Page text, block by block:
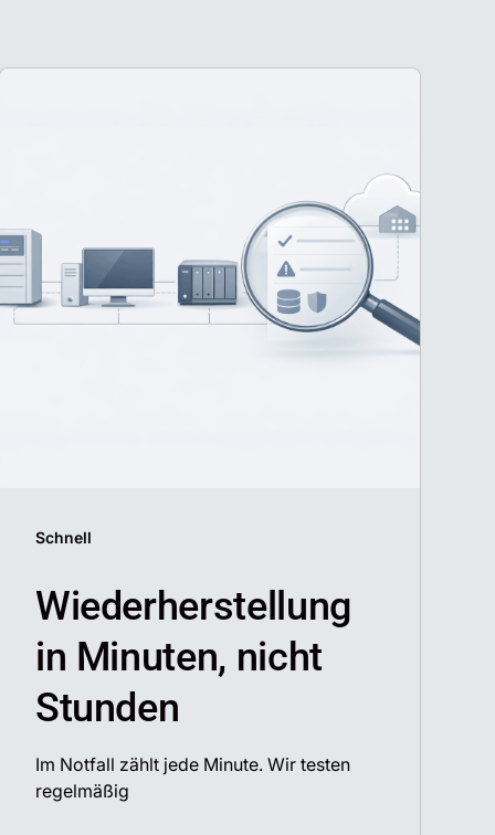
Schnell
Wiederherstellung
in Minuten, nicht
Stunden
Im Notfall zählt jede Minute. Wir testen
regelmäßig